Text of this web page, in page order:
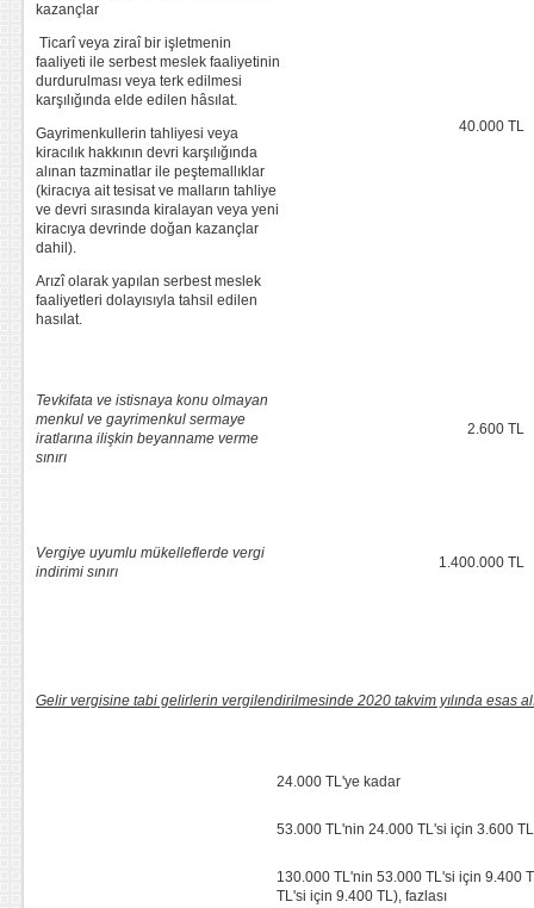
kazançlar
Ticarî veya ziraî bir işletmenin
faaliyeti ile serbest meslek faaliyetinin
durdurulması veya terk edilmesi
karşılığında elde edilen hâsılat.
Gayrimenkullerin tahliyesi veya
kiracılık hakkının devri karşılığında
alınan tazminatlar ile peştemallıklar
(kiracıya ait tesisat ve malların tahliye
ve devri sırasında kiralayan veya yeni
kiracıya devrinde doğan kazançlar
dahil).
Arızî olarak yapılan serbest meslek
faaliyetleri dolayısıyla tahsil edilen
hasılat.
40.000 TL
Tevkifata ve istisnaya konu olmayan
menkul ve gayrimenkul sermaye
iratlarına ilişkin beyanname verme
sınırı
2.600 TL
Vergiye uyumlu mükelleflerde vergi
indirimi sınırı
1.400.000 TL
Gelir vergisine tabi gelirlerin vergilendirilmesinde 2020 takvim yılında esas
24.000 TL'ye kadar
53.000 TL'nin 24.000 TL'si için 3.600
130.000 TL'nin 53.000 TL'si için 9.400
TL'si için 9.400 TL), fazlası